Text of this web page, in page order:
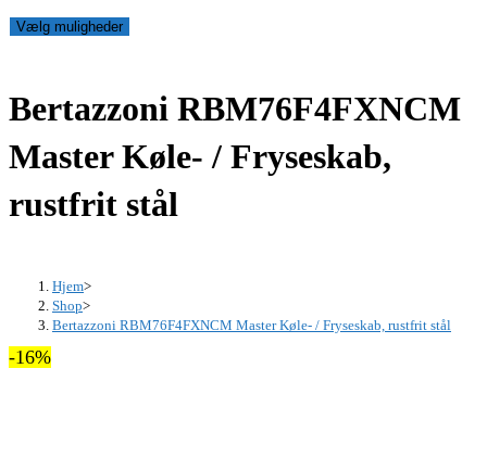
pris
kr. 16.690,00.kr. 14.095,00.
Vælg muligheder
Bertazzoni RBM76F4FXNCM
Master Køle- / Fryseskab,
rustfrit stål
Hjem>
Shop>
Bertazzoni RBM76F4FXNCM Master Køle- / Fryseskab, rustfrit stål
-16%